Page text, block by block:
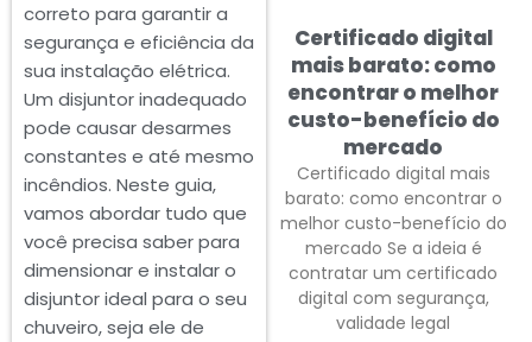
correto para garantir a
segurança e eficiência da
sua instalação elétrica.
Um disjuntor inadequado
pode causar desarmes
constantes e até mesmo
incêndios. Neste guia,
vamos abordar tudo que
você precisa saber para
dimensionar e instalar o
disjuntor ideal para o seu
chuveiro, seja ele de
Certificado digital
mais barato: como
encontrar o melhor
custo-benefício do
mercado
Certificado digital mais
barato: como encontrar o
melhor custo-benefício do
mercado Se a ideia é
contratar um certificado
digital com segurança,
validade legal